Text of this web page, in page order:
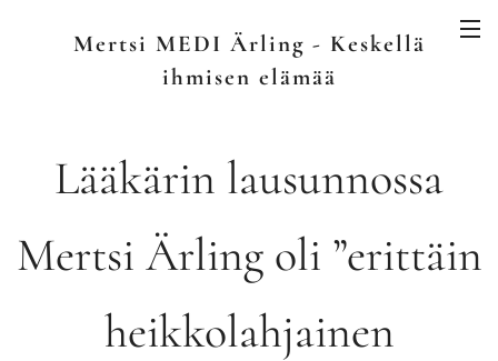
Mertsi MEDI Ärling - Keskellä
ihmisen elämää
Lääkärin lausunnossa
Mertsi Ärling oli ”erittäin
heikkolahjainen